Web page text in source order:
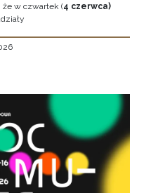
że w czwartek (4 czerwca)